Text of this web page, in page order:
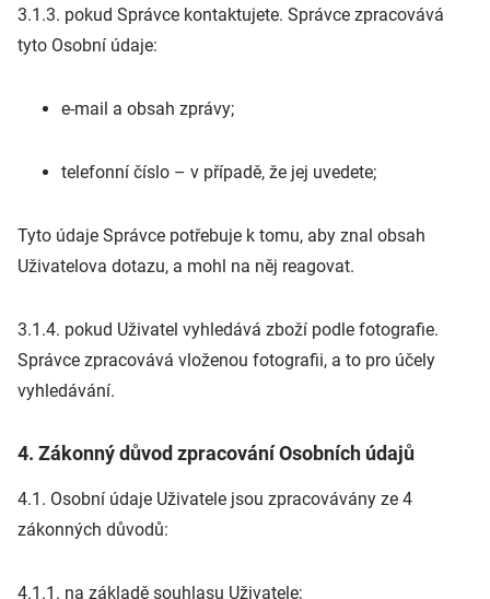
3.1.3. pokud Správce kontaktujete. Správce zpracovává
tyto Osobní údaje:
e-mail a obsah zprávy;
telefonní číslo – v případě, že jej uvedete;
Tyto údaje Správce potřebuje k tomu, aby znal obsah
Uživatelova dotazu, a mohl na něj reagovat.
3.1.4. pokud Uživatel vyhledává zboží podle fotografie.
Správce zpracovává vloženou fotografii, a to pro účely
vyhledávání.
4. Zákonný důvod zpracování Osobních údajů
4.1. Osobní údaje Uživatele jsou zpracovávány ze 4
zákonných důvodů:
4.1.1. na základě souhlasu Uživatele;